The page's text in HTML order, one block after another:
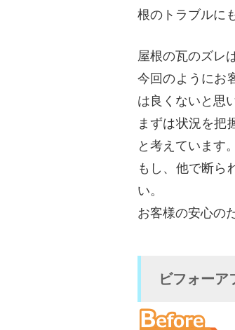
根のトラブルに
屋根の瓦のズレ
今回のようにお
は良くないと思
まずは状況を把
と考えています。
もし、他で断ら
い。
お客様の安心の
ビフォーア